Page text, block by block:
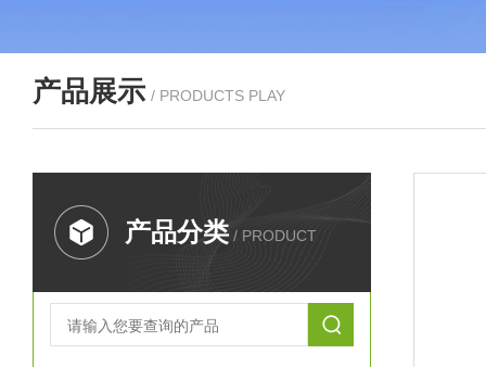
产品展示 / PRODUCTS PLAY
产品分类 / PRODUCT